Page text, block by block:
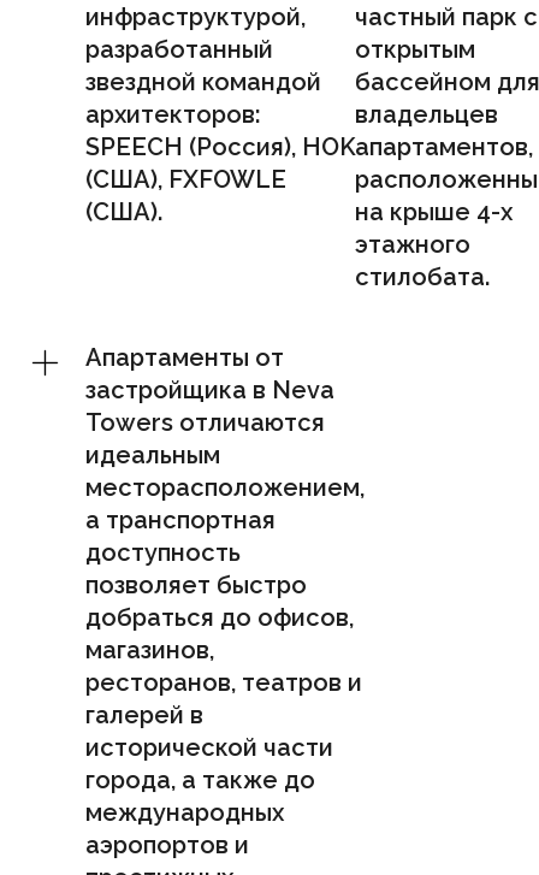
инфраструктурой,
разработанный
звездной командой
архитекторов:
SPEECH (Россия), HOK
(США), FXFOWLE
(США).
частный парк с
открытым
бассейном для
владельцев
апартаментов,
на крыше 4-х
этажного
стилобата.
Апартаменты от
застройщика в Neva
Towers отличаются
идеальным
месторасположением,
а транспортная
доступность
позволяет быстро
добраться до офисов,
магазинов,
ресторанов, театров и
галерей в
исторической части
города, а также до
международных
аэропортов и